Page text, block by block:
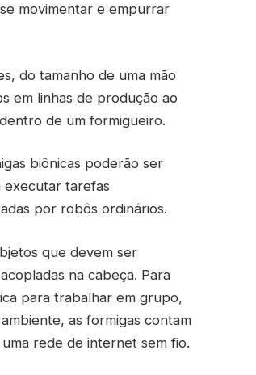
movimentar e empurrar
do tamanho de uma mão
em linhas de produção ao
de um formigueiro.
biônicas poderão ser
executar tarefas
por robôs ordinários.
que devem ser
na cabeça. Para
para trabalhar em grupo,
as formigas contam
rede de internet sem fio.